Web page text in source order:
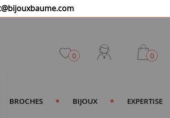
0 0
BROCHES BIJOUX EXPERTISE